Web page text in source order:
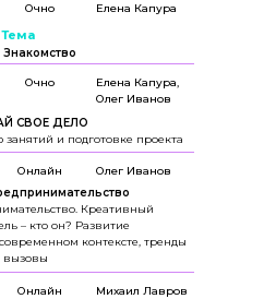
Онлайн Михаил Лавров
Креативный
– кто он? Развитие
контексте, тренды
вызовы
Онлайн Олег Иванов
Очно
СВОЕ ДЕЛО
и подготовке проекта
Елена Капура,
Олег Иванов
Тема
Очно Елена Капура